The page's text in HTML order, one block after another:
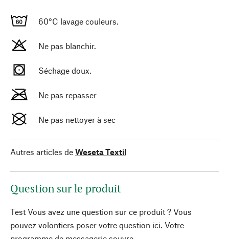
60°C lavage couleurs.
Ne pas blanchir.
Séchage doux.
Ne pas repasser
Ne pas nettoyer à sec
Autres articles de Weseta Textil
Question sur le produit
Test Vous avez une question sur ce produit ? Vous
pouvez volontiers poser votre question ici. Votre